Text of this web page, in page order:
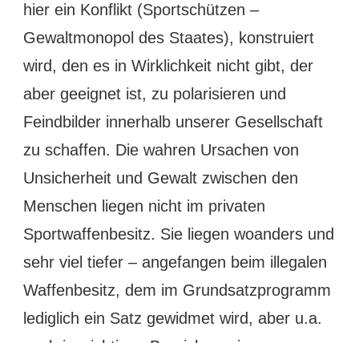
hier ein Konflikt (Sportschützen –
Gewaltmonopol des Staates), konstruiert
wird, den es in Wirklichkeit nicht gibt, der
aber geeignet ist, zu polarisieren und
Feindbilder innerhalb unserer Gesellschaft
zu schaffen. Die wahren Ursachen von
Unsicherheit und Gewalt zwischen den
Menschen liegen nicht im privaten
Sportwaffenbesitz. Sie liegen woanders und
sehr viel tiefer – angefangen beim illegalen
Waffenbesitz, dem im Grundsatzprogramm
lediglich ein Satz gewidmet wird, aber u.a.